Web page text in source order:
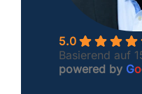
5.0
Basierend auf
powered by Go